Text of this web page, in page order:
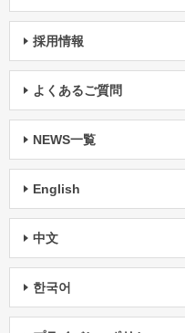
採用情報
よくあるご質問
NEWS一覧
English
中文
한국어